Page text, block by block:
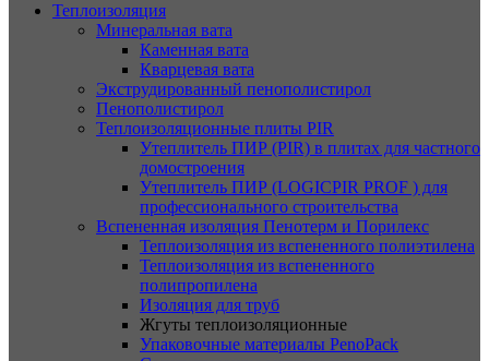
Теплоизоляция
Минеральная вата
Каменная вата
Кварцевая вата
Экструдированный пенополистирол
Пенополистирол
Теплоизоляционные плиты PIR
Утеплитель ПИР (PIR) в плитах для частного
домостроения
Утеплитель ПИР (LOGICPIR PROF ) для
профессионального строительства
Вспененная изоляция Пенотерм и Порилекс
Теплоизоляция из вспененного полиэтилена
Теплоизоляция из вспененного
полипропилена
Изоляция для труб
Жгуты теплоизоляционные
Упаковочные материалы PenoPack